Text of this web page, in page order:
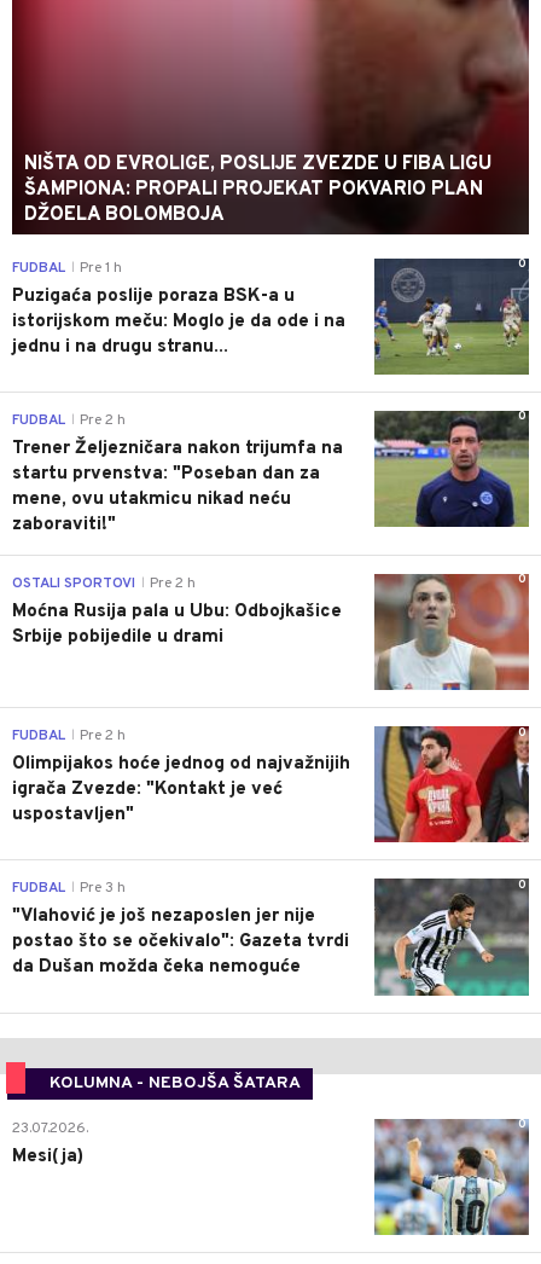
NIŠTA OD EVROLIGE, POSLIJE ZVEZDE U FIBA LIGU
ŠAMPIONA: PROPALI PROJEKAT POKVARIO PLAN
DŽOELA BOLOMBOJA
0
FUDBAL Pre 1 h
Puzigaća poslije poraza BSK-a u
istorijskom meču: Moglo je da ode i na
jednu i na drugu stranu...
0
FUDBAL Pre 2 h
Trener Željezničara nakon trijumfa na
startu prvenstva: "Poseban dan za
mene, ovu utakmicu nikad neću
zaboraviti!"
0
OSTALI SPORTOVI Pre 2 h
Moćna Rusija pala u Ubu: Odbojkašice
Srbije pobijedile u drami
0
FUDBAL Pre 2 h
Olimpijakos hoće jednog od najvažnijih
igrača Zvezde: "Kontakt je već
uspostavljen"
0
FUDBAL Pre 3 h
"Vlahović je još nezaposlen jer nije
postao što se očekivalo": Gazeta tvrdi
da Dušan možda čeka nemoguće
KOLUMNA - NEBOJŠA ŠATARA
0
23.07.2026.
Mesi(ja)